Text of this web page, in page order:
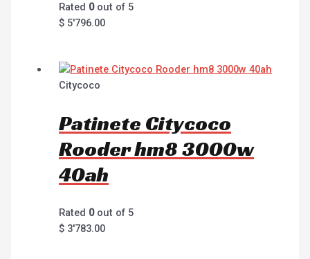
Rated 0out of 5
$ 5'796.00
Citycoco
Patinete Citycoco
Rooder hm8 3000w
40ah
Rated 0out of 5
$ 3'783.00